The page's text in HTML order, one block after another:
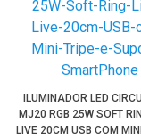
ILUMINADOR LED
MJ20 RGB 25W SOFT
LIVE 20CM USB COM